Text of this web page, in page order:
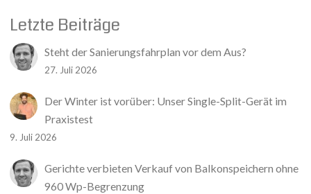
Letzte Beiträge
Steht der Sanierungsfahrplan vor dem Aus?
27. Juli 2026
Der Winter ist vorüber: Unser Single-Split-Gerät im
Praxistest
9. Juli 2026
Gerichte verbieten Verkauf von Balkonspeichern ohne
960 Wp-Begrenzung